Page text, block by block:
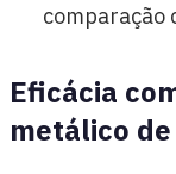
comparação
Eficácia
metálico